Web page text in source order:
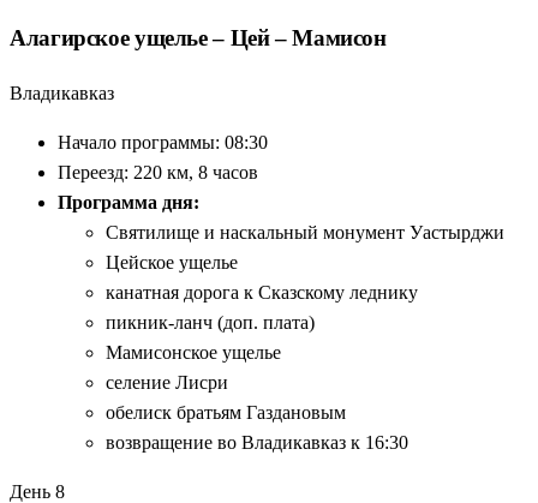
Алагирское ущелье – Цей – Мамисон
Владикавказ
Начало программы: 08:30
Переезд: 220 км, 8 часов
Программа дня:
Святилище и наскальный монумент Уастырджи
Цейское ущелье
канатная дорога к Сказскому леднику
пикник-ланч (доп. плата)
Мамисонское ущелье
селение Лисри
обелиск братьям Газдановым
возвращение во Владикавказ к 16:30
День 8